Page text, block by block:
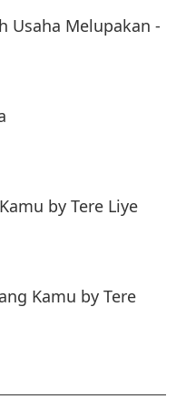
Usaha Melupakan -
by Tere Liye
Kamu by Tere